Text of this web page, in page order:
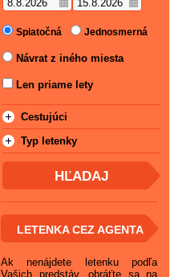
Spiatočná Jednosmerná
Návrat z iného miesta
Len priame lety
Cestujúci
Typ letenky
LETENKA CEZ AGENTA
Ak nenájdete letenku podľa
Vašich predstáv, obráťte sa na